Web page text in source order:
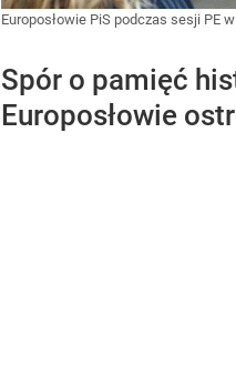
Europosłowie PiS podczas sesji PE
Spór o pamięć
Europosłowie